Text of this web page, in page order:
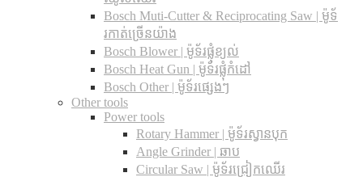
Bosch Muti-Cutter & Reciprocating Saw​ | ម៉ូទ័
រកាត់ច្រើនយ៉ាង
Bosch Blower | ម៉ូទ័រផ្លុំខ្យល់
Bosch Heat Gun | ម៉ូទ័រផ្លុំកំដៅ
Bosch Other | ម៉ូទ័រផ្សេងៗ
Other tools
Power tools
Rotary Hammer | ម៉ូទ័រស្វានបុក
Angle Grinder | ឆាប
Circular Saw​ | ម៉ូទ័រជ្រៀកឈើរ